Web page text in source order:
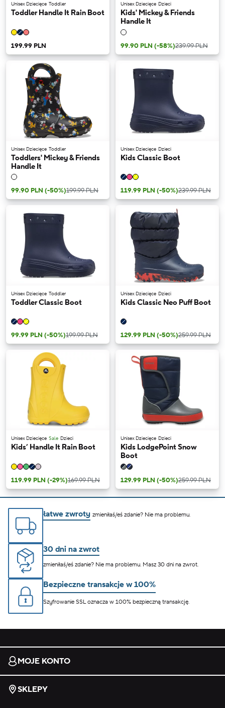
Unisex Dziecięce Toddler
Toddler Handle It Rain Boot
199.99 PLN
Unisex Dziecięce Dzieci
Kids' Mickey & Friends
Handle It
99.90 PLN (-58%)239.99 PLN
Unisex Dziecięce Toddler
Toddlers' Mickey & Friends
Handle It
99.90 PLN (-50%)199.99 PLN
Unisex Dziecięce Dzieci
Kids Classic Boot
119.99 PLN (-50%)239.99 PLN
Unisex Dziecięce Toddler
Toddler Classic Boot
99.99 PLN (-50%)199.99 PLN
Unisex Dziecięce Dzieci
Kids Classic Neo Puff Boot
129.99 PLN (-50%)259.99 PLN
Unisex Dziecięce Sale Dzieci
Kids’ Handle It Rain Boot
119.99 PLN (-29%)169.99 PLN
Unisex Dziecięce Dzieci
Kids LodgePoint Snow
Boot
129.99 PLN (-50%)259.99 PLN
łatwe zwroty zmieniłaś/eś zdanie? Nie ma problemu.
30 dni na zwrot
zmieniłaś/eś zdanie? Nie ma problemu. Masz 30 dni na zwrot.
Bezpieczne transakcje w 100%
Szyfrowanie SSL oznacza w 100% bezpieczną transakcję.
MOJE KONTO
SKLEPY